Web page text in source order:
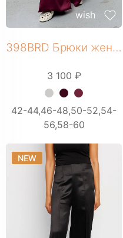
Блузы
Брюки
Головные уборы
Джемперы
Костюмы
Майки
Платья
Сорочки
Толстовки
Туники
Футболки
wish
398BRD Брюки женские
3 100 ₽
42-44,46-48,50-52,54-
56,58-60
+ 7 фото
NEW